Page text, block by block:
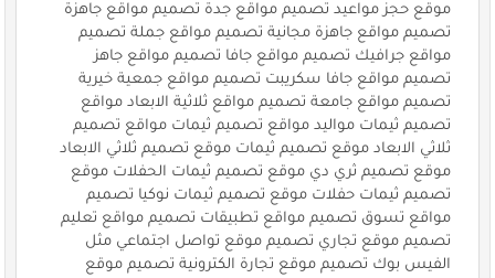
موقع حجز مواعيد تصميم مواقع جدة تصميم مواقع جاهزة
تصميم مواقع جاهزة مجانية تصميم مواقع جملة تصميم
مواقع جرافيك تصميم مواقع جافا تصميم مواقع جاهز
تصميم مواقع جافا سكريبت تصميم مواقع جمعية خيرية
تصميم مواقع جامعة تصميم مواقع ثلاثية الابعاد مواقع
تصميم ثيمات مواليد مواقع تصميم ثيمات مواقع تصميم
ثلاثي الابعاد موقع تصميم ثيمات موقع تصميم ثلاثي الابعاد
موقع تصميم ثري دي موقع تصميم ثيمات الحفلات موقع
تصميم ثيمات حفلات موقع تصميم ثيمات نوكيا تصميم
مواقع تسوق تصميم مواقع تطبيقات تصميم مواقع تعليم
تصميم موقع تجاري تصميم موقع تواصل اجتماعي مثل
الفيس بوك تصميم موقع تجارة الكترونية تصميم موقع